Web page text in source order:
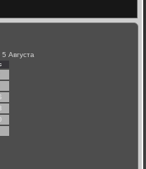
Августа